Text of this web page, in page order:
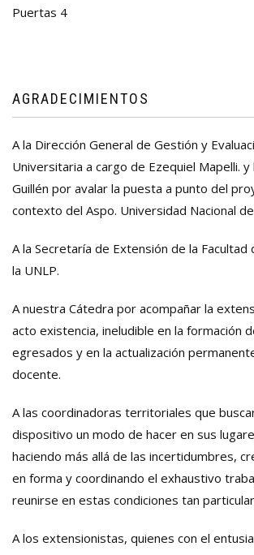
Puertas 4
AGRADECIMIENTOS
A la Dirección General de Gestión y
Universitaria a cargo de Ezequiel Mapelli. y
Guillén por avalar la puesta a punto del
contexto del Aspo. Universidad Nacional
A la Secretaría de Extensión de la Facultad
la UNLP.
A nuestra Cátedra por acompañar la
acto existencia, ineludible en la formación
egresados y en la actualización
docente.
A las coordinadoras territoriales que
dispositivo un modo de hacer en sus
haciendo más allá de las incertidumbres,
en forma y coordinando el exhaustivo
reunirse en estas condiciones tan
A los extensionistas, quienes con el